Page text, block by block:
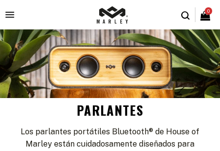
0

PARLANTES
Los parlantes portátiles Bluetooth® de House of
Marley están cuidadosamente diseñados para